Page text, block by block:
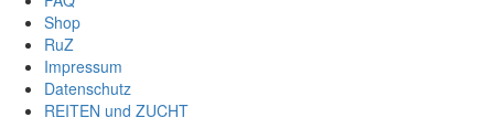
Shop
RuZ
Impressum
Datenschutz
REITEN und ZUCHT